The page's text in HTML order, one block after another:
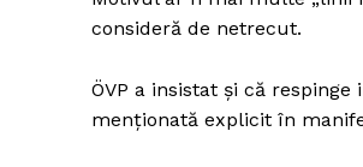
consideră de netrecut.
ÖVP a insistat și că
menționată explicit în